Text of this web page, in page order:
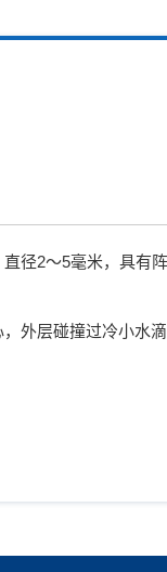
2～5毫米，具有
层碰撞过冷小水